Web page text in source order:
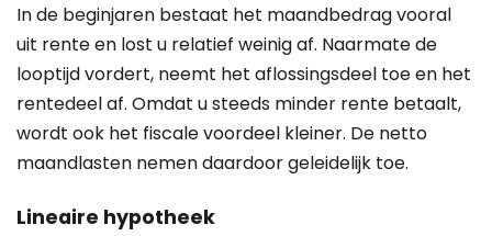
In de beginjaren bestaat het maandbedrag vooral
uit rente en lost u relatief weinig af. Naarmate de
looptijd vordert, neemt het aflossingsdeel toe en het
rentedeel af. Omdat u steeds minder rente betaalt,
wordt ook het fiscale voordeel kleiner. De netto
maandlasten nemen daardoor geleidelijk toe.
Lineaire hypotheek